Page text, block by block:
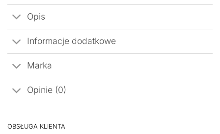
Opis
Informacje dodatkowe
Marka
Opinie (0)
OBSŁUGA KLIENTA